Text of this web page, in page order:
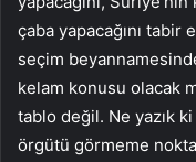
çaba yapacağını
seçim
kelam konusu olacak
tablo değil. Ne yazık
örgütü görmeme